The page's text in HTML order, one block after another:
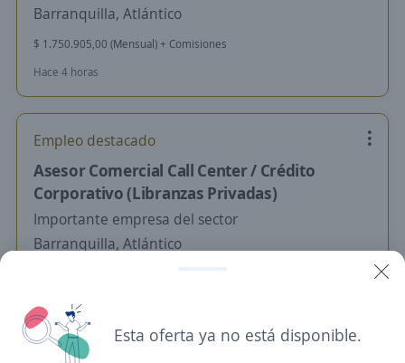
Barranquilla, Atlántico
$ 1.750.905,00 (Mensual) + Comisiones
Hace 4 horas
Empleo destacado
Asesor Comercial Call Center / Crédito
Corporativo (Libranzas Privadas)
Importante empresa del sector
Barranquilla, Atlántico
Asesor ComercialEsta oferta ya no está disponible.